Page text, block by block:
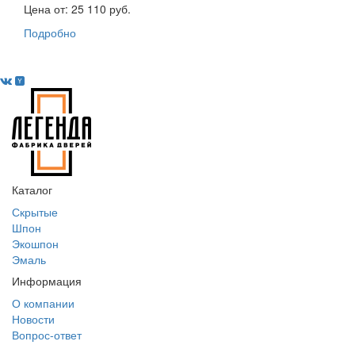
Цена от: 25 110 руб.
Подробно
Каталог
Скрытые
Шпон
Экошпон
Эмаль
Информация
О компании
Новости
Вопрос-ответ